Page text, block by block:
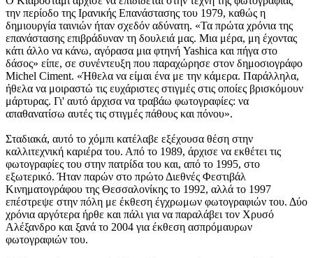
την περίοδο της Ιρανικής Επανάστασης του 1979, καθώς η
δημιουργία ταινιών ήταν σχεδόν αδύνατη. «Τα πρώτα χρόνια της
επανάστασης επιβράδυναν τη δουλειά μας. Μια μέρα, μη έχοντας
κάτι άλλο να κάνω, αγόρασα μια φτηνή Yashica και πήγα στο
δάσος» είπε, σε συνέντευξη που παραχώρησε στον δημοσιογράφο
Michel Ciment. «Ήθελα να είμαι ένα με την κάμερα. Παράλληλα,
ήθελα να μοιραστώ τις ευχάριστες στιγμές στις οποίες βρισκόμουν
μάρτυρας. Γι' αυτό άρχισα να τραβάω φωτογραφίες: να
απαθανατίσω αυτές τις στιγμές πάθους και πόνου».
Σταδιακά, αυτό το χόμπι κατέλαβε εξέχουσα θέση στην
καλλιτεχνική καριέρα του. Από το 1989, άρχισε να εκθέτει τις
φωτογραφίες του στην πατρίδα του και, από το 1995, στο
εξωτερικό. Ήταν παρών στο πρώτο Διεθνές Φεστιβάλ
Κινηματογράφου της Θεσσαλονίκης το 1992, αλλά το 1997
επέστρεψε στην πόλη με έκθεση έγχρωμων φωτογραφιών του. Δύο
χρόνια αργότερα ήρθε και πάλι για να παραλάβει τον Χρυσό
Αλέξανδρο και ξανά το 2004 για έκθεση ασπρόμαυρων
φωτογραφιών του.